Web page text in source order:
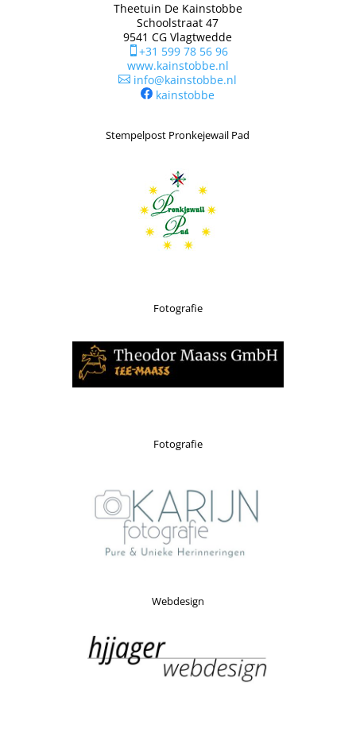
Theetuin De Kainstobbe
Schoolstraat 47
9541 CG Vlagtwedde
+31 599 78 56 96
www.kainstobbe.nl
 info@kainstobbe.nl
kainstobbe
Stempelpost Pronkejewail Pad
Fotografie
Fotografie
Webdesign